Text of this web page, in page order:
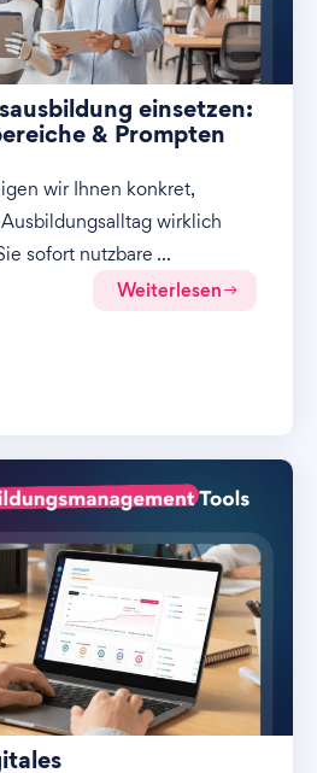
einsetzen:
& Prompten
wir Ihnen konkret,
wirklich
sofort nutzbare ...
Weiterlesen